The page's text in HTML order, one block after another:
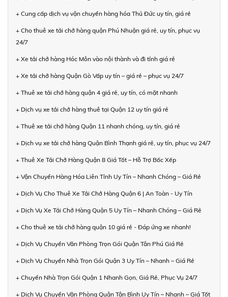
+ Cung cấp dịch vụ vận chuyển hàng hóa Thủ Đức uy tín, giá rẻ
+ Cho thuê xe tải chở hàng quận Phú Nhuận giá rẻ, uy tín, phục vụ
24/7
+ Xe tải chở hàng Hóc Môn vào nội thành và đi tỉnh giá rẻ
+ Xe tải chở hàng Quận Gò Vấp uy tín – giá rẻ – phục vụ 24/7
+ Thuê xe tải chở hàng quận 4 giá rẻ, uy tín, có mặt nhanh
+ Dịch vụ xe tải chở hàng thuê tại Quận 12 uy tín giá rẻ
+ Thuê xe tải chở hàng Quận 11 nhanh chóng, uy tín, giá rẻ
+ Dịch vụ xe tải chở hàng Quận Bình Thạnh giá rẻ, uy tín, phục vụ 24/7
+ Thuê Xe Tải Chở Hàng Quận 8 Giá Tốt – Hỗ Trợ Bốc Xếp
+ Vận Chuyển Hàng Hóa Liên Tỉnh Uy Tín – Nhanh Chóng – Giá Rẻ
+ Dịch Vụ Cho Thuê Xe Tải Chở Hàng Quận 6 | An Toàn - Uy Tín
+ Dịch Vụ Xe Tải Chở Hàng Quận 5 Uy Tín – Nhanh Chóng – Giá Rẻ
+ Cho thuê xe tải chở hàng quận 10 giá rẻ - Đáp ứng xe nhanh!
+ Dịch Vụ Chuyển Văn Phòng Trọn Gói Quận Tân Phú Giá Rẻ
+ Dịch Vụ Chuyển Nhà Trọn Gói Quận 3 Uy Tín – Nhanh – Giá Rẻ
+ Chuyển Nhà Trọn Gói Quận 1 Nhanh Gọn, Giá Rẻ, Phục Vụ 24/7
+ Dịch Vụ Chuyển Văn Phòng Quận Tân Bình Uy Tín – Nhanh – Giá Tốt